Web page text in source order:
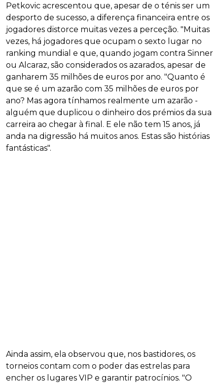
Petkovic acrescentou que, apesar de o ténis ser um
desporto de sucesso, a diferença financeira entre os
jogadores distorce muitas vezes a perceção. "Muitas
vezes, há jogadores que ocupam o sexto lugar no
ranking mundial e que, quando jogam contra Sinner
ou Alcaraz, são considerados os azarados, apesar de
ganharem 35 milhões de euros por ano. "Quanto é
que se é um azarão com 35 milhões de euros por
ano? Mas agora tínhamos realmente um azarão -
alguém que duplicou o dinheiro dos prémios da sua
carreira ao chegar à final. E ele não tem 15 anos, já
anda na digressão há muitos anos. Estas são histórias
fantásticas".
Ainda assim, ela observou que, nos bastidores, os
torneios contam com o poder das estrelas para
encher os lugares VIP e garantir patrocínios. "O